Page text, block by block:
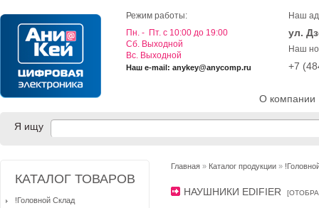
О компании
Режим работы:
Пн. - Пт. с 10:00 до 19:00
Cб. Выходной
Вс. Выходной
Наш e-mail: anykey@anycomp.ru
Наш
ул.
Наш
+7
Я ищу
Главная » Каталог продукции »
НАУШНИКИ EDIFIER [
КАТАЛОГ ТОВАРОВ
!Головной Склад